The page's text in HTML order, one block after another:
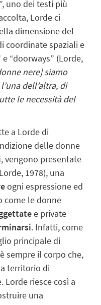
”, uno dei testi più
Lorde ci
dimensione del
coordinate spaziali e
“doorways” (Lorde,
nere] siamo
dell’altra, di
le necessità del
a Lorde di
delle donne
, vengono presentate
1978), una
ogni espressione ed
come le donne
e private
. Infatti, come
principale di
sempre il corpo che,
territorio di
Lorde riesce così a
una